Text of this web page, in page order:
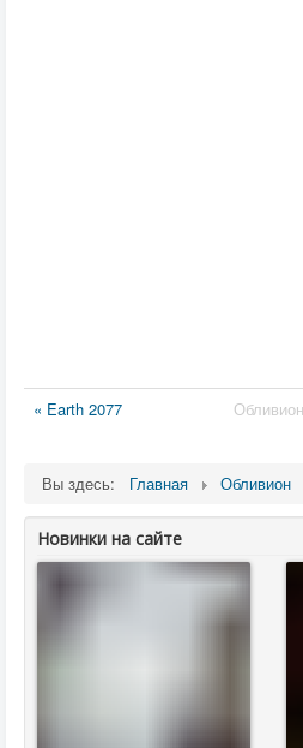
« Earth 2077 Обливион
Вы здесь: Главная Обливион
Новинки на сайте